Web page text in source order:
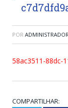
POR ADMINISTRADOR
58ac3511-88dc-
COMPARTILHAR: